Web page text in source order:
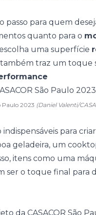
passo para quem
quanto para o
uma superfície
traz um toque
Paulo 2023 (Daniel Valenti/
para
geladeira, um
itens como uma
o toque final para